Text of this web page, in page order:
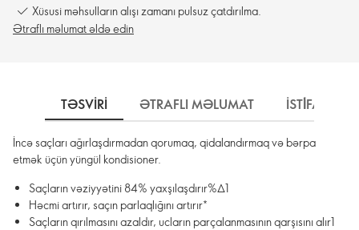
Xüsusi məhsulların alışı zamanı pulsuz çatdırılma.
Ətraflı məlumat əldə edin
TƏSVIRI ƏTRAFLI MƏLUMAT İSTİFADƏ
İncə saçları ağırlaşdırmadan qorumaq, qidalandırmaq və bərpa
etmək üçün yüngül kondisioner.
Saçların vəziyyətini 84% yaxşılaşdırır%∆1
Həcmi artırır, saçın parlaqlığını artırır*
Saçların qırılmasını azaldır, ucların parçalanmasının qarşısını alır1